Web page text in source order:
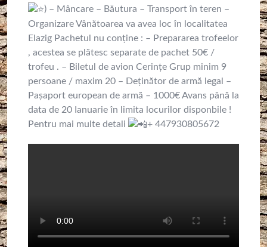
) – Mâncare – Băutura – Transport în teren –
Organizare Vânătoarea va avea loc în localitatea
Elazig Pachetul nu conține : – Prepararea trofeelor
, acestea se plătesc separate de pachet 50€ /
trofeu . – Biletul de avion Cerințe Grup minim 9
persoane / maxim 20 – Deținător de armă legal –
Pașaport european de armă – 1000€ Avans până la
data de 20 Ianuarie în limita locurilor disponbile !
Pentru mai multe detali
+ 447930805672